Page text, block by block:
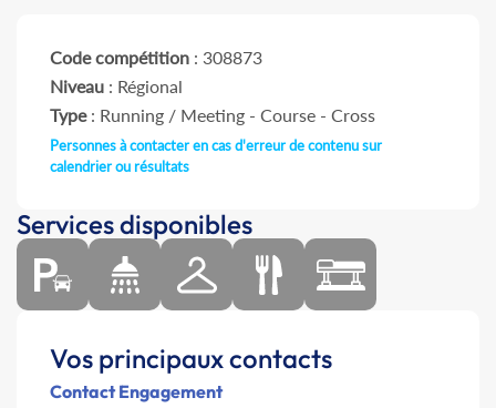
Code compétition : 308873
Niveau : Régional
Type: Running / Meeting - Course - Cross
Personnes à contacter en cas d'erreur de contenu sur
calendrier ou résultats
Services disponibles
Vos principaux contacts
Contact Engagement